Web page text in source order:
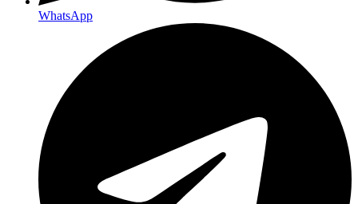
WhatsApp